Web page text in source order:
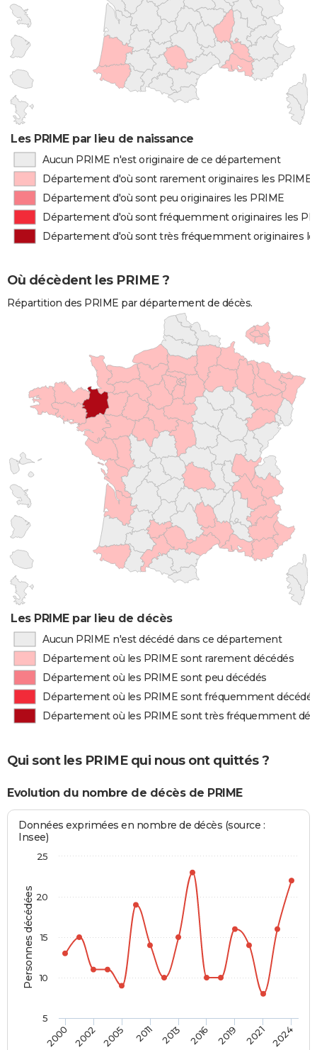
Les PRIME par lieu de naissance
Aucun PRIME n'est originaire de ce département
Département d'où sont rarement originaires les PRIME
Département d'où sont peu originaires les PRIME
Département d'où sont fréquemment originaires les
Département d'où sont très fréquemment originaires
Où décèdent les PRIME ?
Répartition des PRIME par département de décès.
Les PRIME par lieu de décès
Aucun PRIME n'est décédé dans ce département
Département où les PRIME sont rarement décédés
Département où les PRIME sont peu décédés
Département où les PRIME sont fréquemment décédés
Département où les PRIME sont très fréquemment
Qui sont les PRIME qui nous ont quittés ?
Evolution du nombre de décès de PRIME
Personnes décédées
Données exprimées en nombre de décès (source :
Insee)
2000 2002 2005 2011 2013 2016 2019 2021 2024
5
10
15
20
25